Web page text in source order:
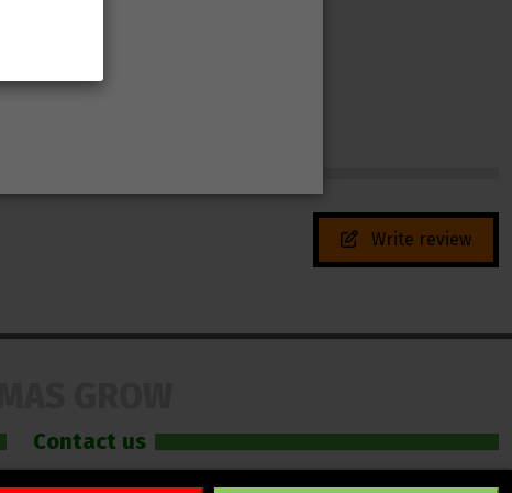
Write review
Contact us
LLAMAS GROW